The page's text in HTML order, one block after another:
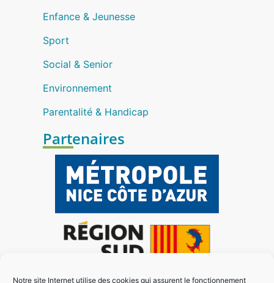
Notre site Internet utilise des cookies qui assurent le fonctionnement
Enfance & Jeunesse
Sport
Social & Senior
Environnement
Parentalité & Handicap
Partenaires